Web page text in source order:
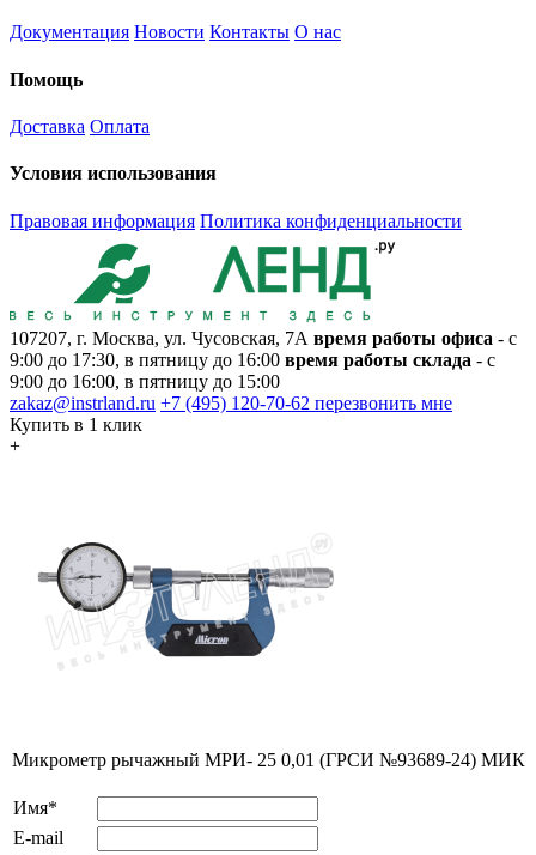
Документация Новости Контакты О нас
Помощь
Доставка Оплата
Условия использования
Правовая информация Политика конфиденциальности
107207, г. Москва, ул. Чусовская, 7А время работы офиса - с
9:00 до 17:30, в пятницу до 16:00 время работы склада - с
9:00 до 16:00, в пятницу до 15:00
zakaz@instrland.ru +7 (495) 120-70-62 перезвонить мне
Купить в 1 клик
+
Микрометр рычажный МРИ- 25 0,01 (ГРСИ №93689-24) МИК
Имя*
E-mail